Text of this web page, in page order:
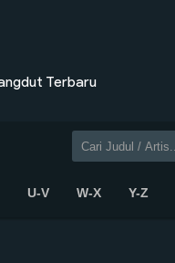
Terbaru
U-V W-X Y-Z